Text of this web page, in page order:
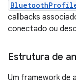
callbacks
conectado ou
Estrutura de
Um framework de